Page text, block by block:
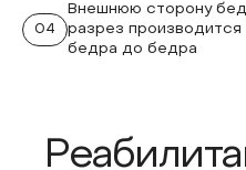
04
Внешнюю сторону
разрез производится
бедра до бедра